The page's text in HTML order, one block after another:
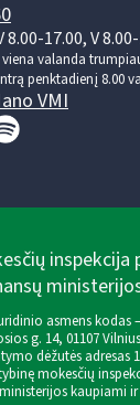
17.00, V
valanda
penktadienį 8.00
VMI
inspekcija
asmens kodas
g. 14, 01107
dėžutės adresas
mokesčių
kaupiami